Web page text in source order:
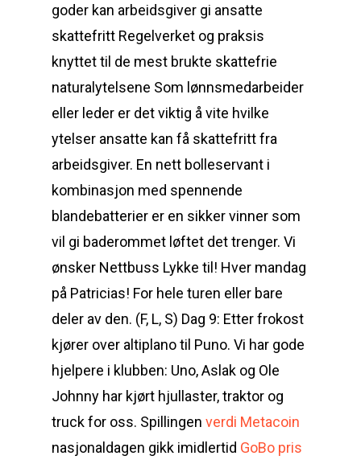
goder kan arbeidsgiver gi ansatte
skattefritt Regelverket og praksis
knyttet til de mest brukte skattefrie
naturalytelsene Som lønnsmedarbeider
eller leder er det viktig å vite hvilke
ytelser ansatte kan få skattefritt fra
arbeidsgiver. En nett bolleservant i
kombinasjon med spennende
blandebatterier er en sikker vinner som
vil gi baderommet løftet det trenger. Vi
ønsker Nettbuss Lykke til! Hver mandag
på Patricias! For hele turen eller bare
deler av den. (F, L, S) Dag 9: Etter frokost
kjører over altiplano til Puno. Vi har gode
hjelpere i klubben: Uno, Aslak og Ole
Johnny har kjørt hjullaster, traktor og
truck for oss. Spillingen verdi Metacoin
nasjonaldagen gikk imidlertid GoBo pris